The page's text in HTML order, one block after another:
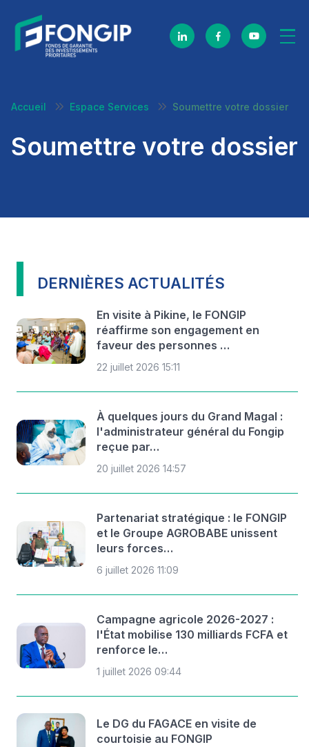
Accueil Espace Services Soumettre votre dossier
Soumettre votre dossier
DERNIÈRES ACTUALITÉS
En visite à Pikine, le FONGIP
réaffirme son engagement en
faveur des personnes …
22 juillet 2026 15:11
À quelques jours du Grand Magal :
l'administrateur général du Fongip
reçue par…
20 juillet 2026 14:57
Partenariat stratégique : le FONGIP
et le Groupe AGROBABE unissent
leurs forces…
6 juillet 2026 11:09
Campagne agricole 2026-2027 :
l'État mobilise 130 milliards FCFA et
renforce le…
1 juillet 2026 09:44
Le DG du FAGACE en visite de
courtoisie au FONGIP